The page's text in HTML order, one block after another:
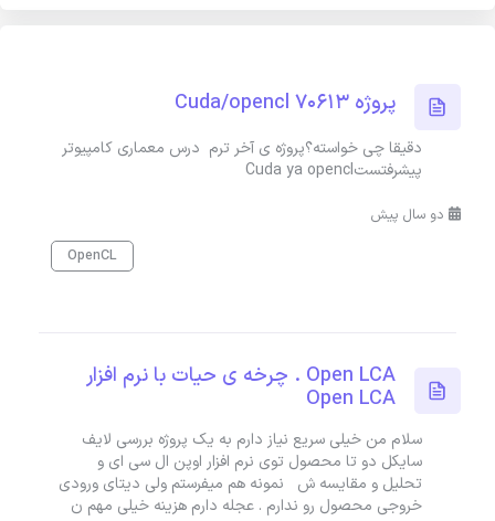
پروژه Cuda/opencl 70613
دقیقا چی خواسته؟پروژه ی آخر ترم درس معماری کامپیوتر
پیشرفتستCuda ya opencl
دو سال پیش
OpenCL
Open LCA . چرخه ی حیات با نرم افزار
Open LCA
سلام من خیلی سریع نیاز دارم به یک پروژه بررسی لایف
سایکل دو تا محصول توی نرم افزار اوپن ال سی ای و
تحلیل و مقایسه ش نمونه هم میفرستم ولی دیتای ورودی
خروجی محصول رو ندارم . عجله دارم هزینه خیلی مهم ن